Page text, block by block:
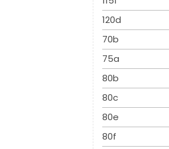
120d
70b
75a
80b
80c
80e
80f